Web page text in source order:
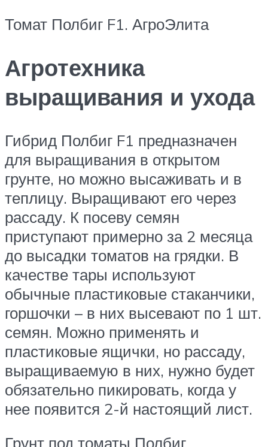
Томат Полбиг F1. АгроЭлита
Агротехника
выращивания и ухода
Гибрид Полбиг F1 предназначен
для выращивания в открытом
грунте, но можно высаживать и в
теплицу. Выращивают его через
рассаду. К посеву семян
приступают примерно за 2 месяца
до высадки томатов на грядки. В
качестве тары используют
обычные пластиковые стаканчики,
горшочки – в них высевают по 1 шт.
семян. Можно применять и
пластиковые ящички, но рассаду,
выращиваемую в них, нужно будет
обязательно пикировать, когда у
нее появится 2-й настоящий лист.
Грунт под томаты Полбиг